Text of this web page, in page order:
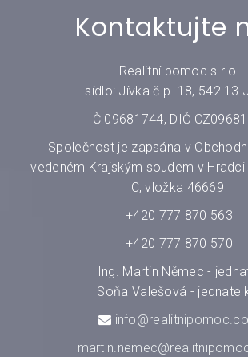
Kontaktujte
Realitní pomoc s.r.o.
sídlo: Jívka č.p. 18, 542 13
IČ 09681744, DIČ
Společnost je zapsána v
vedeném Krajským soudem v Hradci
C, vložka 46669
+420 777 870 563
+420 777 870 570
Ing. Martin Němec -
Soňa Valešová -